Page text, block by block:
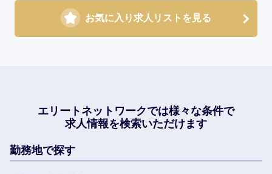
お気に入り求人リストを見る
エリートネットワークでは様々な条件で
求人情報を検索いただけます
勤務地で探す